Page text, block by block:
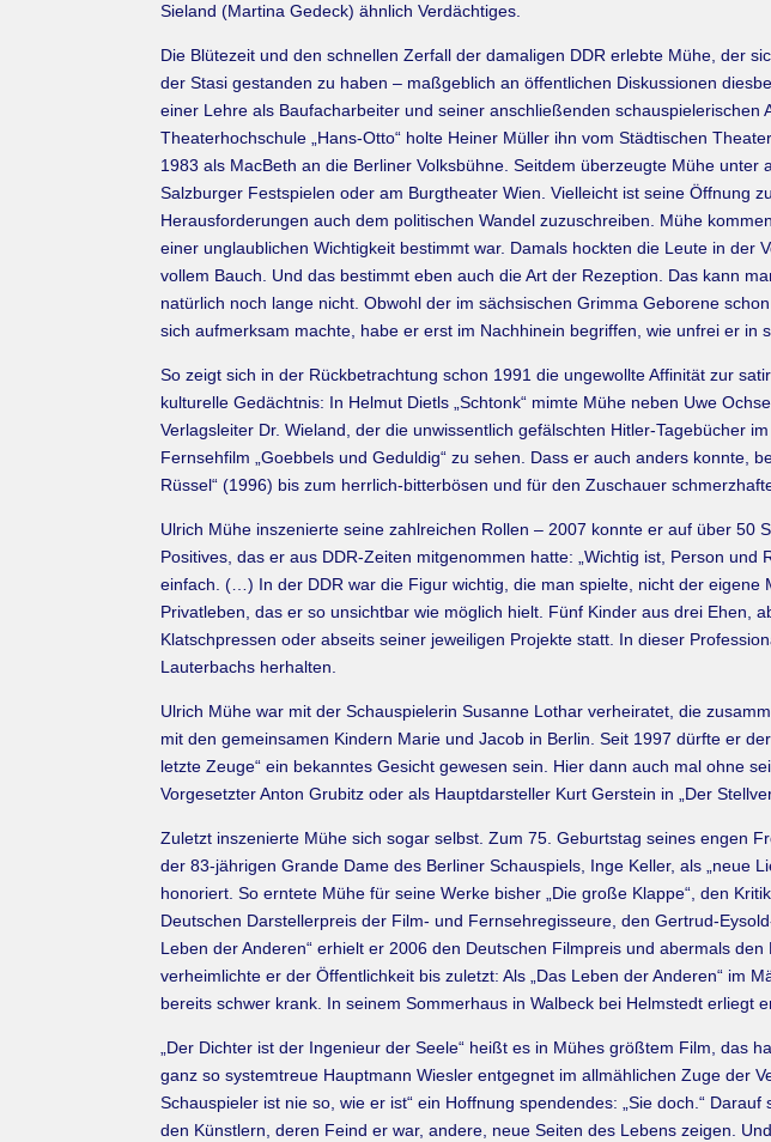
Sieland (Martina Gedeck) ähnlich Verdächtiges.
Die Blütezeit und den schnellen Zerfall der damaligen DDR erlebte Mühe, der
der Stasi gestanden zu haben – maßgeblich an öffentlichen Diskussionen
einer Lehre als Baufacharbeiter und seiner anschließenden schauspielerischen
Theaterhochschule „Hans-Otto“ holte Heiner Müller ihn vom Städtischen
1983 als MacBeth an die Berliner Volksbühne. Seitdem überzeugte Mühe
Salzburger Festspielen oder am Burgtheater Wien. Vielleicht ist seine Öffnung
Herausforderungen auch dem politischen Wandel zuzuschreiben. Mühe
einer unglaublichen Wichtigkeit bestimmt war. Damals hockten die Leute in
vollem Bauch. Und das bestimmt eben auch die Art der Rezeption. Das kann
natürlich noch lange nicht. Obwohl der im sächsischen Grimma Geborene
sich aufmerksam machte, habe er erst im Nachhinein begriffen, wie unfrei er in
So zeigt sich in der Rückbetrachtung schon 1991 die ungewollte Affinität zur
kulturelle Gedächtnis: In Helmut Dietls „Schtonk“ mimte Mühe neben Uwe
Verlagsleiter Dr. Wieland, der die unwissentlich gefälschten Hitler-Tagebücher
Fernsehfilm „Goebbels und Geduldig“ zu sehen. Dass er auch anders konnte,
Rüssel“ (1996) bis zum herrlich-bitterbösen und für den Zuschauer
Ulrich Mühe inszenierte seine zahlreichen Rollen – 2007 konnte er auf über
Positives, das er aus DDR-Zeiten mitgenommen hatte: „Wichtig ist, Person
einfach. (…) In der DDR war die Figur wichtig, die man spielte, nicht der
Privatleben, das er so unsichtbar wie möglich hielt. Fünf Kinder aus drei Ehen,
Klatschpressen oder abseits seiner jeweiligen Projekte statt. In dieser
Lauterbachs herhalten.
Ulrich Mühe war mit der Schauspielerin Susanne Lothar verheiratet, die
mit den gemeinsamen Kindern Marie und Jacob in Berlin. Seit 1997 dürfte er
letzte Zeuge“ ein bekanntes Gesicht gewesen sein. Hier dann auch mal ohne
Vorgesetzter Anton Grubitz oder als Hauptdarsteller Kurt Gerstein in „Der
Zuletzt inszenierte Mühe sich sogar selbst. Zum 75. Geburtstag seines engen
der 83-jährigen Grande Dame des Berliner Schauspiels, Inge Keller, als „neue
honoriert. So erntete Mühe für seine Werke bisher „Die große Klappe“, den
Deutschen Darstellerpreis der Film- und Fernsehregisseure, den Gertrud-
Leben der Anderen“ erhielt er 2006 den Deutschen Filmpreis und abermals
verheimlichte er der Öffentlichkeit bis zuletzt: Als „Das Leben der Anderen“ im
bereits schwer krank. In seinem Sommerhaus in Walbeck bei Helmstedt erliegt
„Der Dichter ist der Ingenieur der Seele“ heißt es in Mühes größtem Film,
ganz so systemtreue Hauptmann Wiesler entgegnet im allmählichen Zuge der
Schauspieler ist nie so, wie er ist“ ein Hoffnung spendendes: „Sie doch.“
den Künstlern, deren Feind er war, andere, neue Seiten des Lebens zeigen.